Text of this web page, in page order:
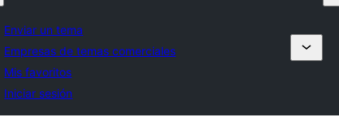
Enviar un tema
Empresas de temas comerciales
Mis favoritos
Iniciar sesión